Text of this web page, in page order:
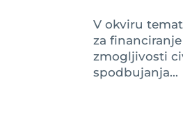
V okviru
za
zmogljivosti
spodbujanja...